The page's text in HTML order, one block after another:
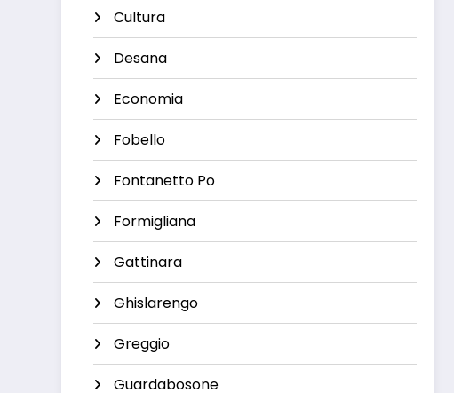
Cultura
Desana
Economia
Fobello
Fontanetto Po
Formigliana
Gattinara
Ghislarengo
Greggio
Guardabosone